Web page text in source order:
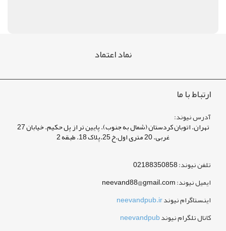
نماد اعتماد
ارتباط با ما
آدرس نیوند:
تهران. اتوبان کردستان (شمال به جنوب). پایین تر از پل حکیم. خیابان 27
غربی. 20 متری اول.خ 25.پلاک 18. طبقه 2
تلفن نیوند:02188350858
ایمیل نیوند:neevand88@gmail.com
اینستاگرام نیوندneevandpub.ir
کانال تلگرام نیوندneevandpub